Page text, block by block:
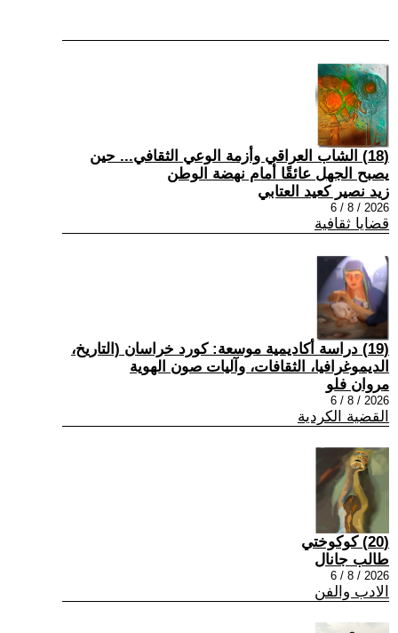
(18) الشاب العراقي وأزمة الوعي الثقافي... حين
يصبح الجهل عائقًا أمام نهضة الوطن
زيد نصير كعيد العتابي
2026 / 8 / 6
قضايا ثقافية
(19) دراسة أكاديمية موسعة: كورد خراسان (التاريخ،
الديموغرافيا، الثقافات، وآليات صون الهوية
مروان فلو
2026 / 8 / 6
القضية الكردية
(20) كوكوختي
طالب جانال
2026 / 8 / 6
الادب والفن